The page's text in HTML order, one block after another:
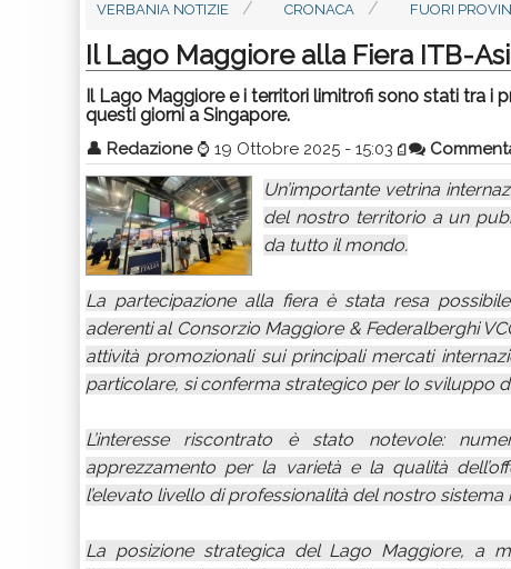
VERBANIA NOTIZIE CRONACA FUORI
Il Lago Maggiore alla Fiera ITB-
Il Lago Maggiore e i territori limitrofi sono stati tra i
questi giorni a Singapore.
👤 Redazione ⌚ 19 Ottobre 2025 - 15:03
Un’importante vetrina
del nostro territorio a un
da tutto il mondo.
La partecipazione alla fiera è stata resa
aderenti al Consorzio Maggiore & Federalberghi
attività promozionali sui principali mercati
particolare, si conferma strategico per lo sviluppo
L’interesse riscontrato è stato notevole:
apprezzamento per la varietà e la qualità
l’elevato livello di professionalità del nostro sistema
La posizione strategica del Lago Maggiore, a